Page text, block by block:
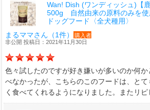
Wan! Dish (ワンディッシュ)【
500g 自然由来の原料のみを使
ドッグフード〈全犬種用〉
まるママさん（1件）
購入者
非公開 投稿日：2021年11月30日
色々試したのですが好き嫌いが多いのか何
べなかったが、こちらのこのフードは、とて
く食べてくれるようになりました。またリピ